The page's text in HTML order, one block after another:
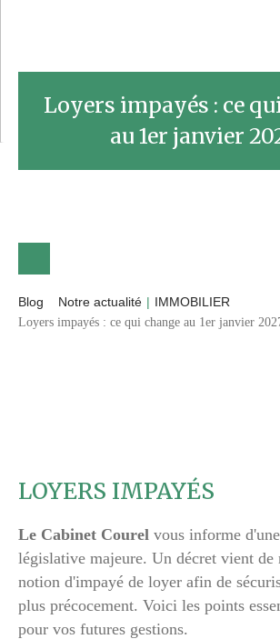
Loyers impayés : ce
au 1er janvier
Blog Notre actualité | IMMOBILIER
Loyers impayés : ce qui change au 1er janvier
LOYERS IMPAYÉS
Le Cabinet Courel vous informe
législative majeure. Un décret vient de
notion d'impayé de loyer afin de
plus précocement. Voici les points
pour vos futures gestions.